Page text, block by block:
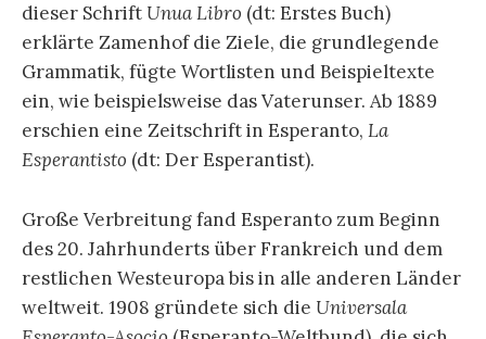
dieser Schrift Unua Libro (dt: Erstes Buch)
erklärte Zamenhof die Ziele, die grundlegende
Grammatik, fügte Wortlisten und Beispieltexte
ein, wie beispielsweise das Vaterunser. Ab 1889
erschien eine Zeitschrift in Esperanto, La
Esperantisto (dt: Der Esperantist).
Große Verbreitung fand Esperanto zum Beginn
des 20. Jahrhunderts über Frankreich und dem
restlichen Westeuropa bis in alle anderen Länder
weltweit. 1908 gründete sich die Universala